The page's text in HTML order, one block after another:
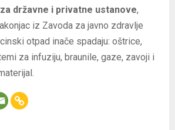
državne i privatne ustanove,
iz Zavoda za javno zdravlje
otpad inače spadaju: oštrice,
za infuziju, braunile, gaze, zavoji i